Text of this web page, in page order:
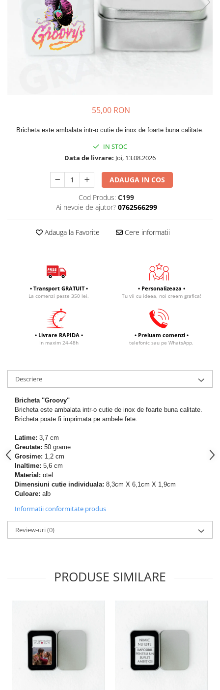
Body bebelusi personalizate
Perne personalizate
Plusuri personalizate
Agende personalizate
Cadouri pentru Doctori
Cadouri Pensionare
Cadouri Profesori
55,00 RON
Bricheta este ambalata intr-o cutie de inox de foarte buna calitate.
IN STOC
Data de livrare: Joi, 13.08.2026
ADAUGA IN COS
Cod Produs: C199
Ai nevoie de ajutor? 0762566299
Adauga la Favorite Cere informatii
• Transport GRATUIT •
La comenzi peste 350 lei.
• Personalizeaza •
Tu vii cu ideea, noi creem grafica!
• Livrare RAPIDA •
In maxim 24-48h
• Preluam comenzi •
telefonic sau pe WhatsApp.
Descriere
Bricheta "Groovy"
Bricheta este ambalata intr-o cutie de inox de foarte buna calitate.
Bricheta poate fi imprimata pe ambele fete.
Latime: 3,7 cm
Greutate: 50 grame
Grosime: 1,2 cm
Inaltime: 5,6 cm
Material: otel
Dimensiuni cutie individuala: 8,3cm X 6,1cm X 1,9cm
Culoare: alb
Informatii conformitate produs
Review-uri(0)
PRODUSE SIMILARE